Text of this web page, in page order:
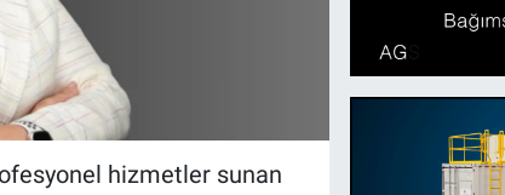
hizmetler sunan